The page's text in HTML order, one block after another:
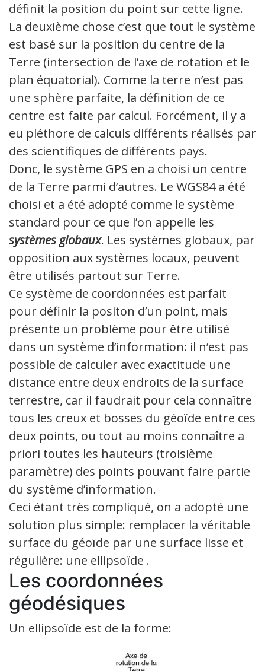
définit la position du point sur cette ligne.
La deuxième chose c’est que tout le système
est basé sur la position du centre de la
Terre (intersection de l’axe de rotation et le
plan équatorial). Comme la terre n’est pas
une sphère parfaite, la définition de ce
centre est faite par calcul. Forcément, il y a
eu pléthore de calculs différents réalisés par
des scientifiques de différents pays.
Donc, le système GPS en a choisi un centre
de la Terre parmi d’autres. Le WGS84 a été
choisi et a été adopté comme le système
standard pour ce que l’on appelle les
systèmes globaux. Les systèmes globaux, par
opposition aux systèmes locaux, peuvent
être utilisés partout sur Terre.
Ce système de coordonnées est parfait
pour définir la positon d’un point, mais
présente un problème pour être utilisé
dans un système d’information: il n’est pas
possible de calculer avec exactitude une
distance entre deux endroits de la surface
terrestre, car il faudrait pour cela connaître
tous les creux et bosses du géoïde entre ces
deux points, ou tout au moins connaître a
priori toutes les hauteurs (troisième
paramètre) des points pouvant faire partie
du système d’information.
Ceci étant très compliqué, on a adopté une
solution plus simple: remplacer la véritable
surface du géoïde par une surface lisse et
régulière: une ellipsoïde .
Les coordonnées
géodésiques
Un ellipsoïde est de la forme: